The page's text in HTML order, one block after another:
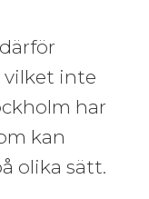
vilket inte
har
kan
olika sätt.